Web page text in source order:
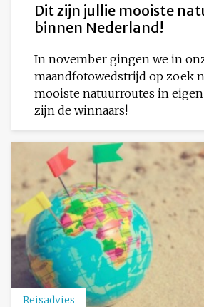
Dit zijn jullie mooiste
binnen Nederland!
In november gingen we in
maandfotowedstrijd op zoek
mooiste natuurroutes in
zijn de winnaars!
Reisadvies